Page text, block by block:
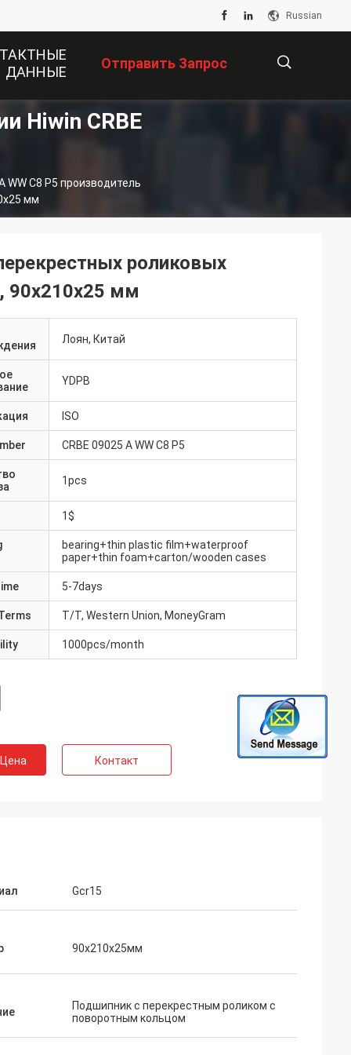
Russian
ДАННЫЕ
Отправить Запрос
Hiwin CRBE
WW C8 P5 производитель
мм
роликовых
90x210x25 мм
Лоян, Китай
YDPB
ISO
CRBE 09025 A WW C8 P5
1pcs
1$
bearing+thin plastic film+waterproof
paper+thin foam+carton/wooden cases
5-7days
T/T, Western Union, MoneyGram
1000pcs/month
Контакт
Gcr15
90x210x25мм
Подшипник с перекрестным роликом с
поворотным кольцом